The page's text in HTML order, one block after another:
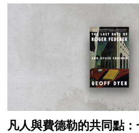
凡人與費德勒的共同點